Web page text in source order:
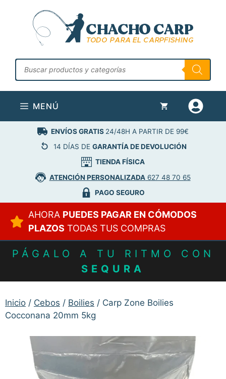
contenido
Búsqueda
de
productos
MENÚ
ENVÍOS GRATIS 24/48H A PARTIR DE 99€
14 DÍAS DE GARANTÍA DE DEVOLUCIÓN
TIENDA FÍSICA
ATENCIÓN PERSONALIZADA627 48 70 65
PAGO SEGURO
AHORA PUEDES PAGAR EN CÓMODOS
PLAZOS TODAS TUS COMPRAS
PÁGALO A TU RITMO CON
SEQURA
Inicio / Cebos / Boilies / Carp Zone Boilies
Cocconana 20mm 5kg